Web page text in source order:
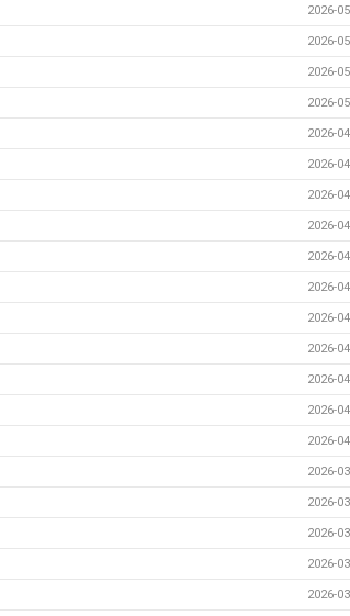
2026-
2026-
2026-
2026-
2026-
2026-
2026-
2026-
2026-
2026-
2026-
2026-
2026-
2026-
2026-
2026-
2026-
2026-
2026-
2026-